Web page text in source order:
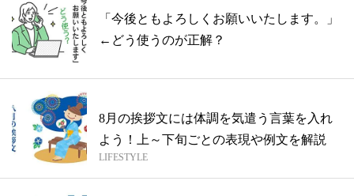
「今後ともよろしくお願いいたします。」
←どう使うのが正解？
8月の挨拶文には体調を気遣う言葉を入れ
よう！上～下旬ごとの表現や例文を解説
LIFESTYLE